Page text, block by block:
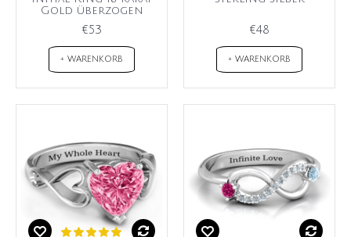
Gold überzogen
€53
+ WARENKORB
€48
+ WARENKORB